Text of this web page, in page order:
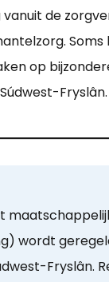
de
Soms
op
Fryslân.
wordt
Fryslân.